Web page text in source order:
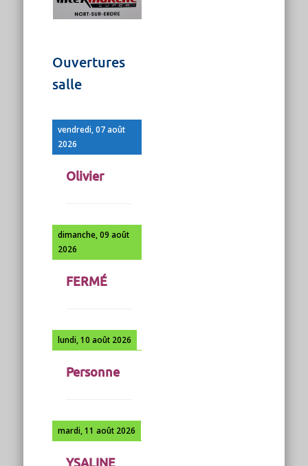
Ouvertures
salle
vendredi, 07 août
2026
Olivier
dimanche, 09 août
2026
FERMÉ
lundi, 10 août 2026
Personne
mardi, 11 août 2026